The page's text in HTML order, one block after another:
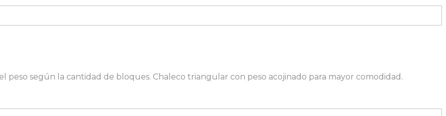
peso según la cantidad de bloques. Chaleco triangular con peso acojinado para mayor comodidad.